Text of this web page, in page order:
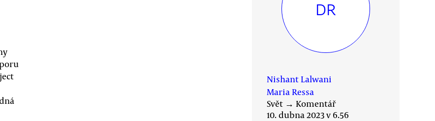
DR
Nishant Lalwani
Maria Ressa
Svět → Komentář
10. dubna 2023 v 6.56